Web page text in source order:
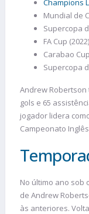
Champions
Mundial de
Supercopa
FA Cup
Carabao
Supercopa
Andrew Robertson
gols e 65
jogador lidera
Campeonato
No último ano sob
de Andrew
às anteriores.